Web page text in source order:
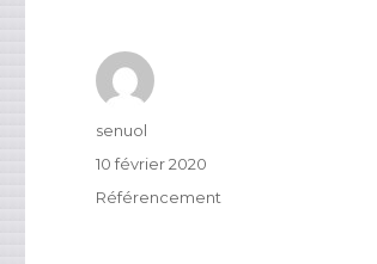
Auteur
senuol
Publié
le
10 février 2020
Catégories
Référencement